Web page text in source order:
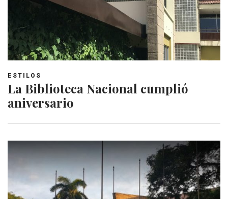
ESTILOS
La Biblioteca Nacional cumplió
aniversario